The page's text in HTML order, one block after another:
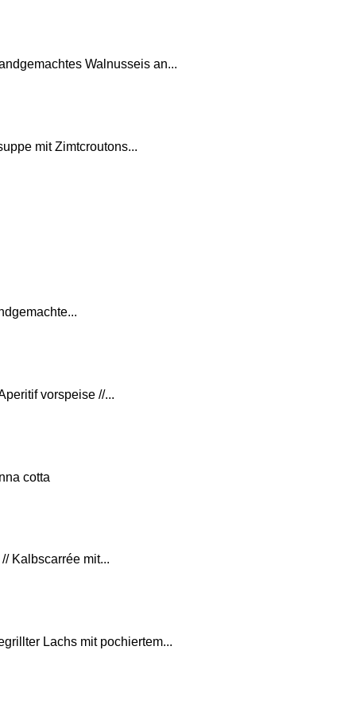
Walnusseis an...
mit Zimtcroutons...
vorspeise //...
cotta
Kalbscarrée mit...
Lachs mit pochiertem...